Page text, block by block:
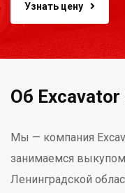
Узнать цену
Об Excavator
Мы — компания
занимаемся
Ленинградской